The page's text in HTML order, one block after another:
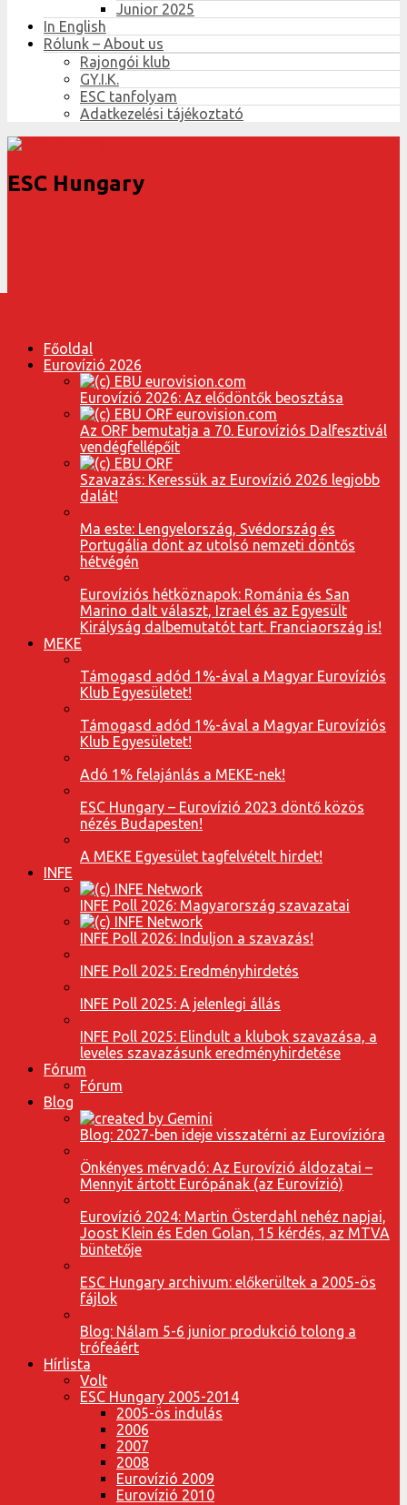
Junior 2025
In English
Rólunk – About us
Rajongói klub
GY.I.K.
ESC tanfolyam
Adatkezelési tájékoztató
ESC Hungary
Főoldal
Eurovízió 2026
Eurovízió 2026: Az elődöntők beosztása
Az ORF bemutatja a 70. Eurovíziós Dalfesztivál
vendégfellépőit
Szavazás: Keressük az Eurovízió 2026 legjobb
dalát!
Ma este: Lengyelország, Svédország és
Portugália dönt az utolsó nemzeti döntős
hétvégén
Eurovíziós hétköznapok: Románia és San
Marino dalt választ, Izrael és az Egyesült
Királyság dalbemutatót tart. Franciaország is!
MEKE
Támogasd adód 1%-ával a Magyar Eurovíziós
Klub Egyesületet!
Támogasd adód 1%-ával a Magyar Eurovíziós
Klub Egyesületet!
Adó 1% felajánlás a MEKE-nek!
ESC Hungary – Eurovízió 2023 döntő közös
nézés Budapesten!
A MEKE Egyesület tagfelvételt hirdet!
INFE
INFE Poll 2026: Magyarország szavazatai
INFE Poll 2026: Induljon a szavazás!
INFE Poll 2025: Eredményhirdetés
INFE Poll 2025: A jelenlegi állás
INFE Poll 2025: Elindult a klubok szavazása, a
leveles szavazásunk eredményhirdetése
Fórum
Fórum
Blog
Blog: 2027-ben ideje visszatérni az Eurovízióra
Önkényes mérvadó: Az Eurovízió áldozatai –
Mennyit ártott Európának (az Eurovízió)
Eurovízió 2024: Martin Österdahl nehéz napjai,
Joost Klein és Eden Golan, 15 kérdés, az MTVA
büntetője
ESC Hungary archivum: előkerültek a 2005-ös
fájlok
Blog: Nálam 5-6 junior produkció tolong a
trófeáért
Hírlista
Volt
ESC Hungary 2005-2014
2005-ös indulás
2006
2007
2008
Eurovízió 2009
Eurovízió 2010